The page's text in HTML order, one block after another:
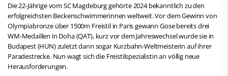
Die 22-Jährige vom SC Magdeburg gehörte 2024 bekanntlich zu den
erfolgreichsten Beckenschwimmerinnen weltweit. Vor dem Gewinn von
Olympiabronze über 1500m Freistil in Paris gewann Gose bereits drei
WM-Medaillen in Doha (QAT), kurz vor dem Jahreswechsel wurde sie in
Budapest (HUN) zuletzt dann sogar Kurzbahn-Weltmeisterin auf ihrer
Paradestrecke. Nun wagt sich die Freistilspezialistin an völlig neue
Herausforderungen.